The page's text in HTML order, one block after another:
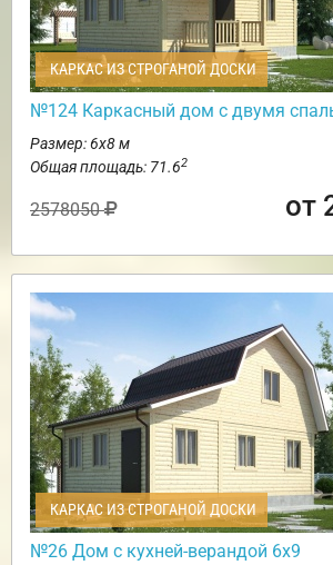
КАРКАС ИЗ СТРОГАНОЙ ДОСКИ
№124 Каркасный дом с двумя
Размер: 6х8 м
Общая площадь: 71.62
2578050 от
КАРКАС ИЗ СТРОГАНОЙ ДОСКИ
№26 Дом с кухней-верандой 6х9